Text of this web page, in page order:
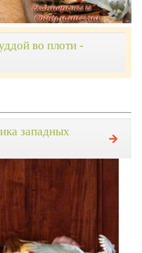
во плоти -
западных